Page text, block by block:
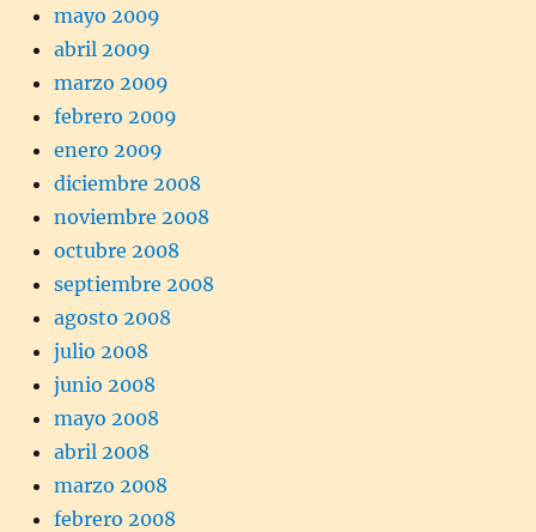
mayo 2009
abril 2009
marzo 2009
febrero 2009
enero 2009
diciembre 2008
noviembre 2008
octubre 2008
septiembre 2008
agosto 2008
julio 2008
junio 2008
mayo 2008
abril 2008
marzo 2008
febrero 2008